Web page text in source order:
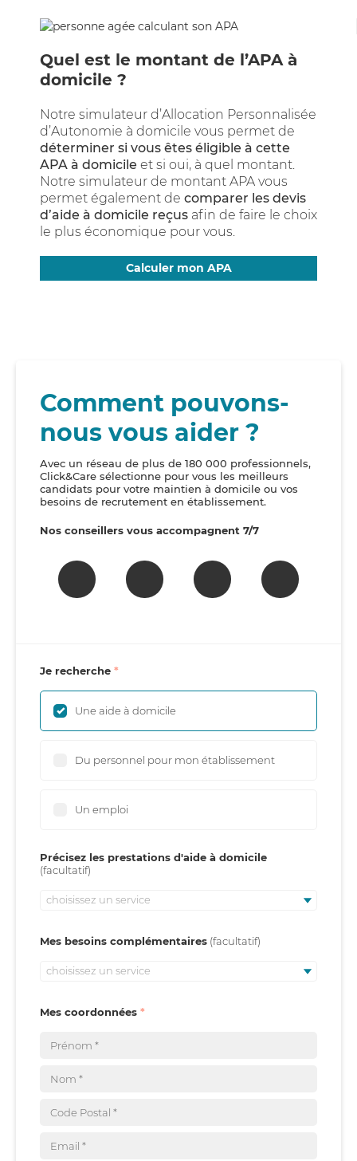
Quel est le montant de l’APA à
domicile ?
Notre simulateur d’Allocation Personnalisée
d’Autonomie à domicile vous permet de
déterminer si vous êtes éligible à cette
APA à domicile et si oui, à quel montant.
Notre simulateur de montant APA vous
permet également de comparer les devis
d’aide à domicile reçus afin de faire le choix
le plus économique pour vous.
Calculer mon APA
Comment pouvons-
nous vous aider ?
Avec un réseau de plus de 180 000 professionnels,
Click&Care sélectionne pour vous les meilleurs
candidats pour votre maintien à domicile ou vos
besoins de recrutement en établissement.
Nos conseillers vous accompagnent 7/7
Je recherche
Une aide à domicile
Du personnel pour mon établissement
Un emploi
Précisez les prestations d'aide à domicile
choisissez un service
Mes besoins complémentaires
choisissez un service
Mes coordonnées